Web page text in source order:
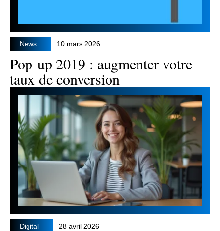
News 10 mars 2026
Pop-up 2019 : augmenter votre
taux de conversion
Digital 28 avril 2026